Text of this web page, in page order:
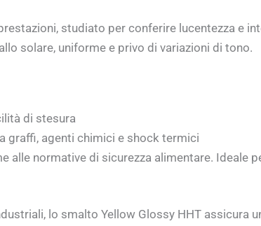
studiato per conferire lucentezza e
solare, uniforme e privo di variazioni di tono.
di stesura
graffi, agenti chimici e shock termici
alle normative di sicurezza alimentare. Ideale
lo smalto Yellow Glossy HHT assicura